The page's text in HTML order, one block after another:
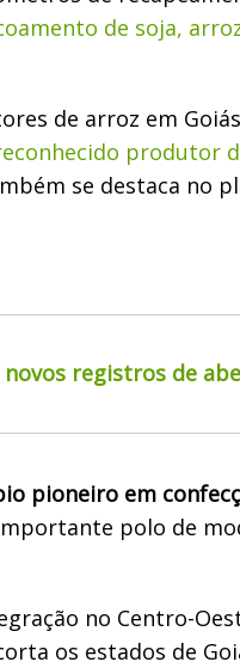
de soja,
de arroz em
produtor
se destaca no
registros de
pioneiro em
polo de
no Centro-
os estados de